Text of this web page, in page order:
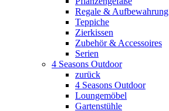
Regale & Aufbewahrung
Teppiche
Zierkissen
Zubehör & Accessoires
Serien
4 Seasons Outdoor
zurück
4 Seasons Outdoor
Loungemöbel
Gartenstühle